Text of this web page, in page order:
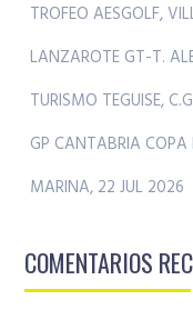
TROFEO AESGOLF,
LANZAROTE GT-T.
TURISMO TEGUISE,
GP CANTABRIA
MARINA, 22 JUL 2026
COMENTARIOS